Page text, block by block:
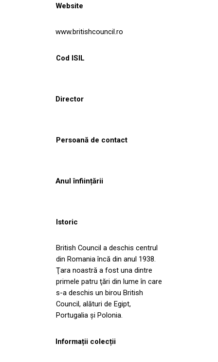
Website
www.britishcouncil.ro
Cod ISIL
Director
Persoană de contact
Anul înființării
Istoric
British Council a deschis centrul
din Romania încă din anul 1938.
Ţara noastră a fost una dintre
primele patru ţări din lume în care
s-a deschis un birou British
Council, alături de Egipt,
Portugalia şi Polonia.
Informații colecții